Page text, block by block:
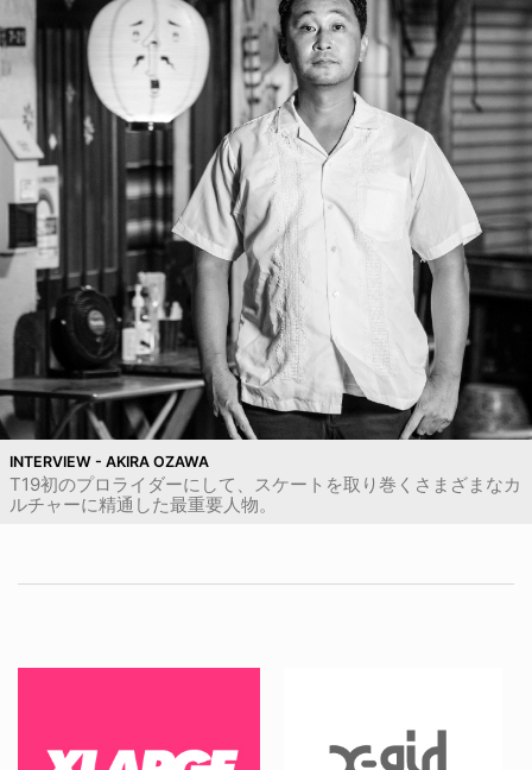
INTERVIEW - AKIRA OZAWA
T19初のプロライダーにして、スケートを取り巻くさまざまなカ
ルチャーに精通した最重要人物。